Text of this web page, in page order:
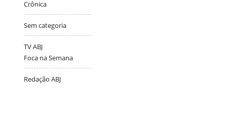
Crônica
Sem categoria
TV ABJ
Foca na Semana
Redação ABJ